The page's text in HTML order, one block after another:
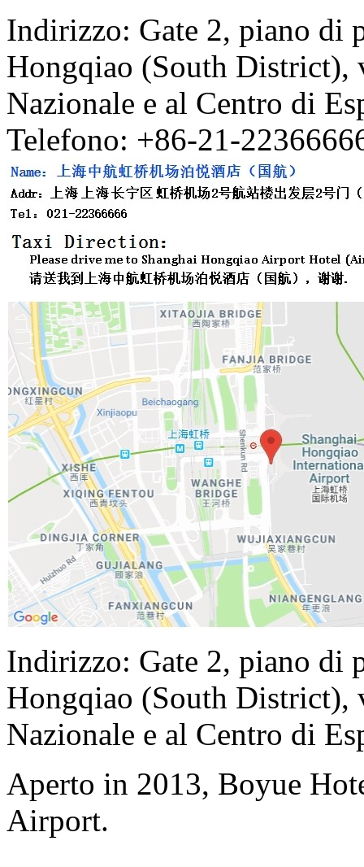
Indirizzo: Gate 2, piano di
Hongqiao (South District),
Nazionale e al Centro di
Telefono: +86-21-
Indirizzo: Gate 2, piano di
Hongqiao (South District),
Nazionale e al Centro di
Aperto in 2013, Boyue
Airport.